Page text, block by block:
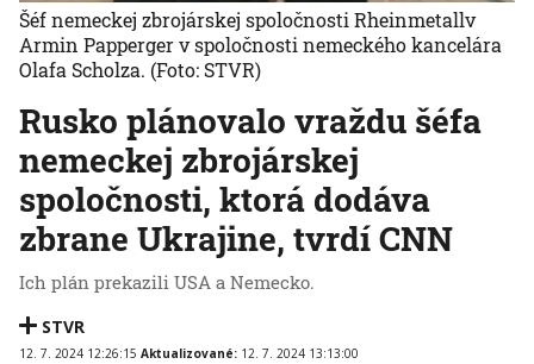
Rusko plánovalo vraždu šéfa
nemeckej zbrojárskej
spoločnosti, ktorá dodáva
zbrane Ukrajine, tvrdí CNN
Ich plán prekazili USA a Nemecko.
STVR
12. 7. 2024 12:26:15 Aktualizované: 12. 7. 2024 13:13:00
Šéf nemeckej zbrojárskej spoločnosti Rheinmetallv
Armin Papperger v spoločnosti nemeckého kancelára
Olafa Scholza. (Foto: STVR)